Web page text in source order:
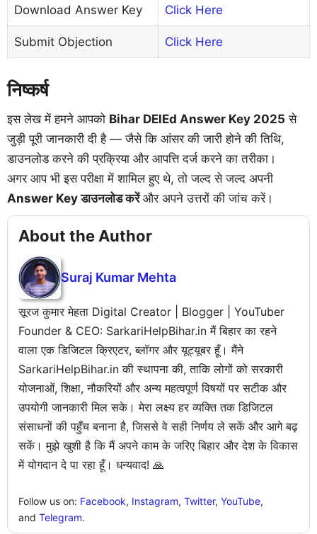
Download Answer Key Click Here
Submit Objection Click Here
निष्कर्ष
इस लेख में हमने आपको Bihar DElEd Answer Key 2025 से
जुड़ी पूरी जानकारी दी है — जैसे कि आंसर की जारी होने की तिथि,
डाउनलोड करने की प्रक्रिया और आपत्ति दर्ज करने का तरीका।
अगर आप भी इस परीक्षा में शामिल हुए थे, तो जल्द से जल्द अपनी
Answer Key डाउनलोड करेंऔर अपने उत्तरों की जांच करें।
About the Author
Suraj Kumar Mehta
सूरज कुमार मेहता Digital Creator | Blogger | YouTuber
Founder & CEO: SarkariHelpBihar.in मैं बिहार का रहने
वाला एक डिजिटल क्रिएटर, ब्लॉगर और यूट्यूबर हूँ। मैंने
SarkariHelpBihar.in की स्थापना की, ताकि लोगों को सरकारी
योजनाओं, शिक्षा, नौकरियों और अन्य महत्वपूर्ण विषयों पर सटीक और
उपयोगी जानकारी मिल सके। मेरा लक्ष्य हर व्यक्ति तक डिजिटल
संसाधनों की पहुँच बनाना है, जिससे वे सही निर्णय ले सकें और आगे बढ़
सकें। मुझे खुशी है कि मैं अपने काम के जरिए बिहार और देश के विकास
में योगदान दे पा रहा हूँ। धन्यवाद! 🙏
Follow us on: Facebook, Instagram, Twitter, YouTube,
and Telegram.